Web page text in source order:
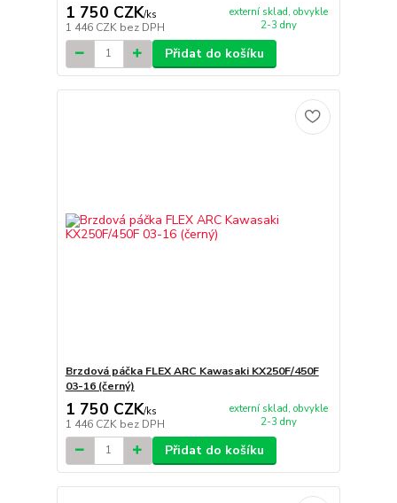
1 750 CZK/ks
1 446 CZK bez DPH
externí sklad, obvykle
2-3 dny
Přidat do košíku
Brzdová páčka FLEX ARC Kawasaki KX250F/450F
03-16 (černý)
1 750 CZK/ks
1 446 CZK bez DPH
externí sklad, obvykle
2-3 dny
Přidat do košíku